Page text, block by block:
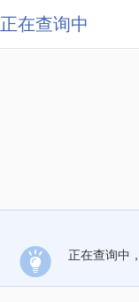
正在查询中
正在查询中